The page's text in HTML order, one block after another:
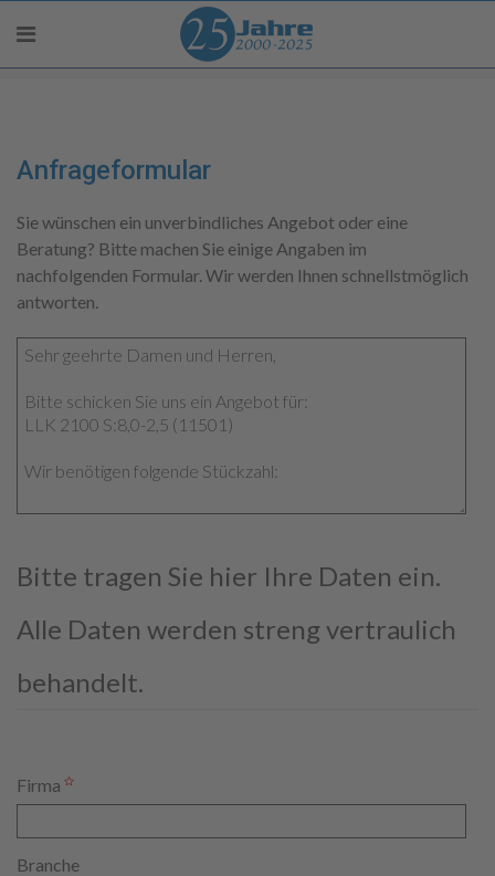
Anfrageformular
Sie wünschen ein unverbindliches Angebot oder eine
Beratung? Bitte machen Sie einige Angaben im
nachfolgenden Formular. Wir werden Ihnen schnellstmöglich
antworten.
Bitte tragen Sie hier Ihre Daten ein.
Alle Daten werden streng vertraulich
behandelt.
Firma
Branche